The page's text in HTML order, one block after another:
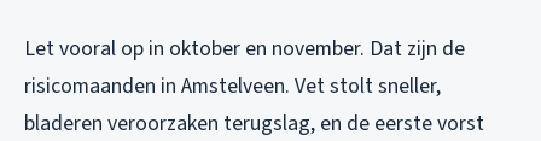
Let vooral op in oktober en november. Dat zijn de
risicomaanden in Amstelveen. Vet stolt sneller,
bladeren veroorzaken terugslag, en de eerste vorst